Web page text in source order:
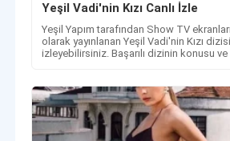
Yeşil Vadi'nin Kızı Canlı İzle
Yeşil Yapım tarafından Show TV
olarak yayınlanan Yeşil Vadi'nin Kızı
izleyebilirsiniz. Başarılı dizinin konusu ve